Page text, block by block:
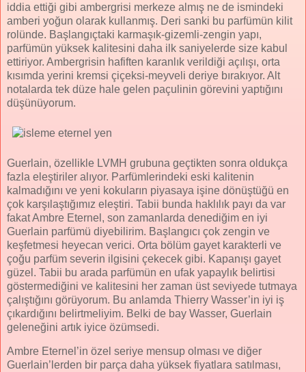
iddia ettiği gibi ambergrisi merkeze almış ne de ismindeki
amberi yoğun olarak kullanmış. Deri sanki bu parfümün kilit
rolünde. Başlangıçtaki karmaşık-gizemli-zengin yapı,
parfümün yüksek kalitesini daha ilk saniyelerde size kabul
ettiriyor. Ambergrisin hafiften karanlık verildiği açılışı, orta
kısımda yerini kremsi çiçeksi-meyveli deriye bırakıyor. Alt
notalarda tek düze hale gelen paçulinin görevini yaptığını
düşünüyorum.
Guerlain, özellikle LVMH grubuna geçtikten sonra oldukça
fazla eleştiriler alıyor. Parfümlerindeki eski kalitenin
kalmadığını ve yeni kokuların piyasaya işine dönüştüğü en
çok karşılaştığımız eleştiri. Tabii bunda haklılık payı da var
fakat Ambre Eternel, son zamanlarda denediğim en iyi
Guerlain parfümü diyebilirim. Başlangıcı çok zengin ve
keşfetmesi heyecan verici. Orta bölüm gayet karakterli ve
çoğu parfüm severin ilgisini çekecek gibi. Kapanışı gayet
güzel. Tabii bu arada parfümün en ufak yapaylık belirtisi
göstermediğini ve kalitesini her zaman üst seviyede tutmaya
çalıştığını görüyorum. Bu anlamda Thierry Wasser’in iyi iş
çıkardığını belirtmeliyim. Belki de bay Wasser, Guerlain
geleneğini artık iyice özümsedi.
Ambre Eternel’in özel seriye mensup olması ve diğer
Guerlain’lerden bir parça daha yüksek fiyatlara satılması,